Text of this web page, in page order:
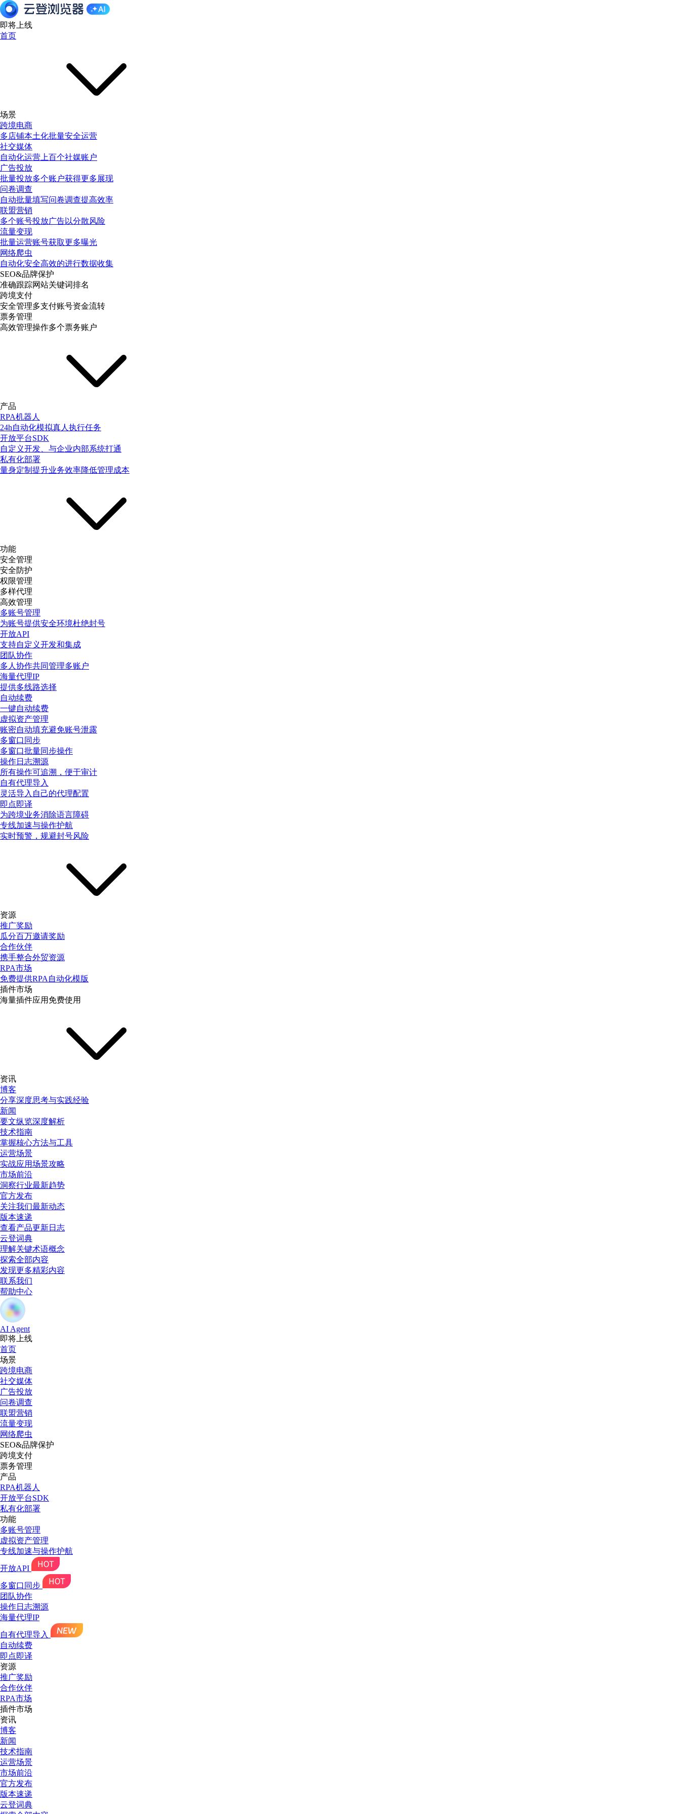
即将上线
首页
场景
跨境电商
多店铺本土化批量安全运营
社交媒体
自动化运营上百个社媒账户
广告投放
批量投放多个账户获得更多展现
问卷调查
自动批量填写问卷调查提高效率
联盟营销
多个账号投放广告以分散风险
流量变现
批量运营账号获取更多曝光
网络爬虫
自动化安全高效的进行数据收集
SEO&品牌保护
准确跟踪网站关键词排名
跨境支付
安全管理多支付账号资金流转
票务管理
高效管理操作多个票务账户
产品
RPA机器人
24h自动化模拟真人执行任务
开放平台SDK
自定义开发、与企业内部系统打通
私有化部署
量身定制提升业务效率降低管理成本
功能
安全管理
安全防护
权限管理
多样代理
高效管理
多账号管理
为账号提供安全环境杜绝封号
开放API
支持自定义开发和集成
团队协作
多人协作共同管理多账户
海量代理IP
提供多线路选择
自动续费
一键自动续费
虚拟资产管理
账密自动填充避免账号泄露
多窗口同步
多窗口批量同步操作
操作日志溯源
所有操作可追溯，便于审计
自有代理导入
灵活导入自己的代理配置
即点即译
为跨境业务消除语言障碍
专线加速与操作护航
实时预警，规避封号风险
资源
推广奖励
瓜分百万邀请奖励
合作伙伴
携手整合外贸资源
RPA市场
免费提供RPA自动化模版
插件市场
海量插件应用免费使用
资讯
博客
分享深度思考与实践经验
新闻
要文纵览深度解析
技术指南
掌握核心方法与工具
运营场景
实战应用场景攻略
市场前沿
洞察行业最新趋势
官方发布
关注我们最新动态
版本速递
查看产品更新日志
云登词典
理解关键术语概念
探索全部内容
发现更多精彩内容
联系我们
帮助中心
AI Agent
即将上线
首页
场景
跨境电商
社交媒体
广告投放
问卷调查
联盟营销
流量变现
网络爬虫
SEO&品牌保护
跨境支付
票务管理
产品
RPA机器人
开放平台SDK
私有化部署
功能
多账号管理
虚拟资产管理
专线加速与操作护航
开放API
多窗口同步
团队协作
操作日志溯源
海量代理IP
自有代理导入
自动续费
即点即译
资源
推广奖励
合作伙伴
RPA市场
插件市场
资讯
博客
新闻
技术指南
运营场景
市场前沿
官方发布
版本速递
云登词典